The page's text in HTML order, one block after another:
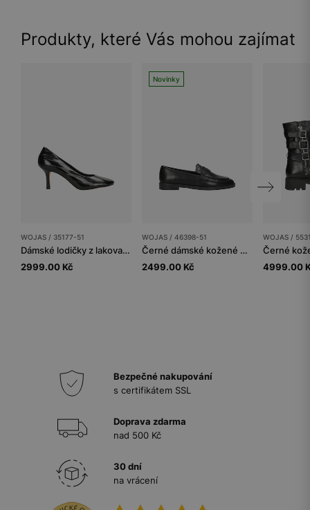
Produkty, které Vás mohou zajímat
WOJAS / 35177-51
Dámské lodičky z lakované kůže s ozdobným prošíváním
2999.00 Kč
Novinky
WOJAS / 46398-51
Černé dámské kožené mokasíny penny loafers
2499.00 Kč
WOJAS /
4999.00
Bezpečné nakupování
s certifikátem SSL
Doprava zdarma
nad 500 Kč
30 dní
na vrácení